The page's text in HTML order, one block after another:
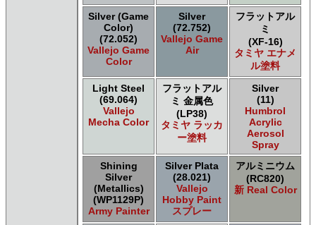
Silver (Game
Color)
(72.052)
Vallejo Game
Color
Silver
(72.752)
Vallejo Game
Air
フラットアル
ミ
(XF-16)
タミヤ エナメ
ル塗料
Light Steel
(69.064)
Vallejo
Mecha Color
フラットアル
ミ 金属色
(LP38)
タミヤ ラッカ
ー塗料
Silver
(11)
Humbrol
Acrylic
Aerosol
Spray
Shining
Silver
(Metallics)
(WP1129P)
Army Painter
Silver Plata
(28.021)
Vallejo
Hobby Paint
スプレー
アルミニウム
(RC820)
新 Real Color